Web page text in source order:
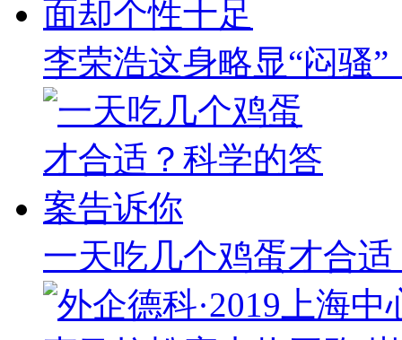
李荣浩这身略显“闷骚
一天吃几个鸡蛋才合